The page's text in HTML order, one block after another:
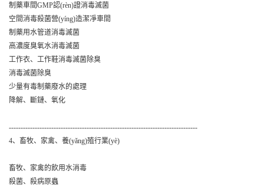
制藥車間GMP認(rèn)證消毒滅菌
空間消毒殺菌營(yíng)造潔凈車間
制藥用水管道消毒滅菌
高濃度臭氧水消毒滅菌
工作衣、工作鞋消毒滅菌除臭
消毒滅菌除臭
少量有毒制藥廢水的處理
降解、斷鏈、氧化
--------------------------------------------------------------------------------
4、畜牧、家禽、養(yǎng)殖行業(yè)
畜牧、家禽的飲用水消毒
殺菌、殺病原蟲